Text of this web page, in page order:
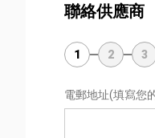
聯絡供應商
1 2 3
電郵地址(填寫您